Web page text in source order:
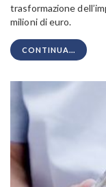
trasformazione
milioni di euro.
CONTINUA...